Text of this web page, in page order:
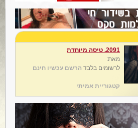
2091. טיסה מיוחדת
מאת:
לרשומים בלבד הרשם עכשיו חינם
קטגוריית אמיתי